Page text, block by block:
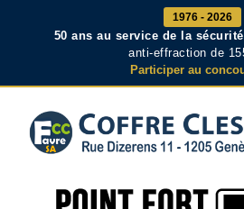
1976 - 2026
50 ans au service de la
anti-effraction de
Participer au